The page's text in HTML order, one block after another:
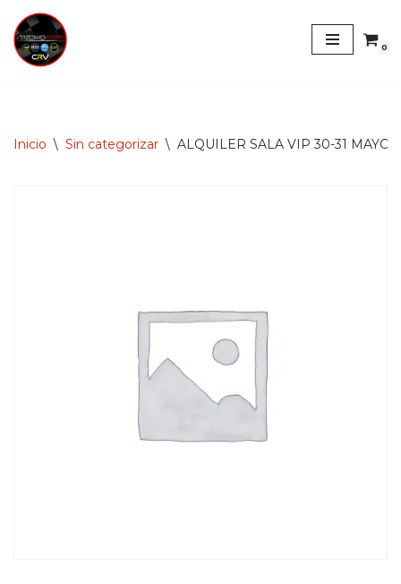
Saltar
0
Inicio \ Sin categorizar \ ALQUILER SALA VIP 30-31 MAYO